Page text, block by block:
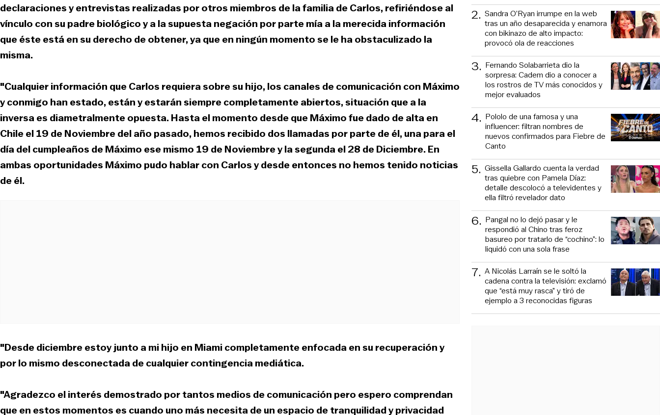
declaraciones y entrevistas realizadas por otros miembros de la familia de Carlos, refiriéndose al
vínculo con su padre biológico y a la supuesta negación por parte mía a la merecida información
que éste está en su derecho de obtener, ya que en ningún momento se le ha obstaculizado la
misma.
"Cualquier información que Carlos requiera sobre su hijo, los canales de comunicación con Máximo
y conmigo han estado, están y estarán siempre completamente abiertos, situación que a la
inversa es diametralmente opuesta. Hasta el momento desde que Máximo fue dado de alta en
Chile el 19 de Noviembre del año pasado, hemos recibido dos llamadas por parte de él, una para el
día del cumpleaños de Máximo ese mismo 19 de Noviembre y la segunda el 28 de Diciembre. En
ambas oportunidades Máximo pudo hablar con Carlos y desde entonces no hemos tenido noticias
de él.
"Desde diciembre estoy junto a mi hijo en Miami completamente enfocada en su recuperación y
por lo mismo desconectada de cualquier contingencia mediática.
"Agradezco el interés demostrado por tantos medios de comunicación pero espero comprendan
que en estos momentos es cuando uno más necesita de un espacio de tranquilidad y privacidad
2. Sandra O’Ryan irrumpe en la web
tras un año desaparecida y enamora
con bikinazo de alto impacto:
provocó ola de reacciones
3. Fernando Solabarrieta dio la
sorpresa: Cadem dio a conocer a
los rostros de TV más conocidos y
mejor evaluados
4. Pololo de una famosa y una
influencer: filtran nombres de
nuevos confirmados para Fiebre de
Canto
5. Gissella Gallardo cuenta la verdad
tras quiebre con Pamela Díaz:
detalle descolocó a televidentes y
ella filtró revelador dato
6. Pangal no lo dejó pasar y le
respondió al Chino tras feroz
basureo por tratarlo de “cochino”: lo
liquidó con una sola frase
7. A Nicolás Larraín se le soltó la
cadena contra la televisión: exclamó
que “está muy rasca” y tiró de
ejemplo a 3 reconocidas figuras